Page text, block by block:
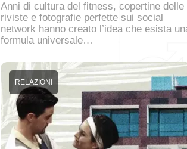
Anni di cultura del fitness, copertine delle
riviste e fotografie perfette sui social
network hanno creato l’idea che esista
formula universale…
RELAZIONI